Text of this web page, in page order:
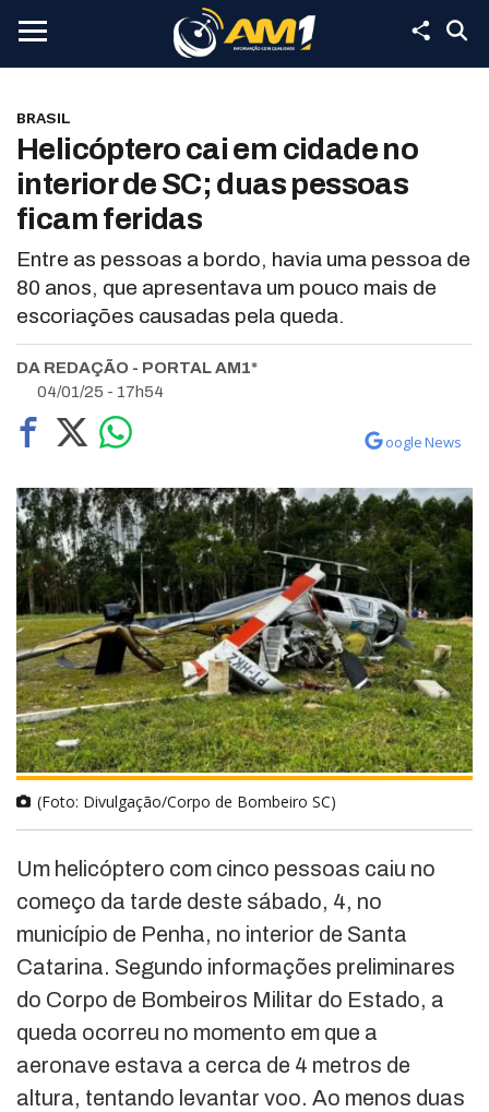
BRASIL
Helicóptero cai em cidade no
interior de SC; duas pessoas
ficam feridas
Entre as pessoas a bordo, havia uma pessoa de
80 anos, que apresentava um pouco mais de
escoriações causadas pela queda.
DA REDAÇÃO - PORTAL AM1*
04/01/25 - 17h54
oogle News
(Foto: Divulgação/Corpo de Bombeiro SC)
Um helicóptero com cinco pessoas caiu no
começo da tarde deste sábado, 4, no
município de Penha, no interior de Santa
Catarina. Segundo informações preliminares
do Corpo de Bombeiros Militar do Estado, a
queda ocorreu no momento em que a
aeronave estava a cerca de 4 metros de
altura, tentando levantar voo. Ao menos duas